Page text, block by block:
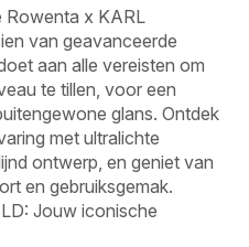
Rowenta x KARL
van geavanceerde
aan alle vereisten om
te tillen, voor een
glans. Ontdek
met ultralichte
ontwerp, en geniet van
en gebruiksgemak.
Jouw iconische